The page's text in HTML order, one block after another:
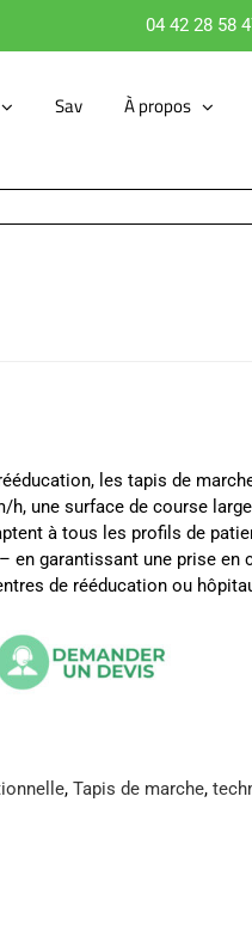
04 42 28 58
Sav À propos
les tapis de
une surface de course
à tous les profils de
en garantissant une prise en
de rééducation ou
,Tapis de marche,